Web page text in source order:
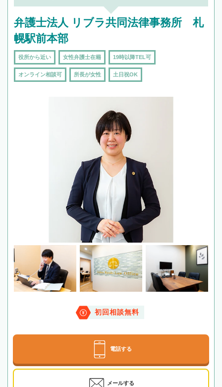
弁護士法人 リブラ共同法律事務所 札
幌駅前本部
役所から近い 女性弁護士在籍 19時以降TEL可
オンライン相談可 所長が女性 土日祝OK
初回相談無料
電話する
メールする